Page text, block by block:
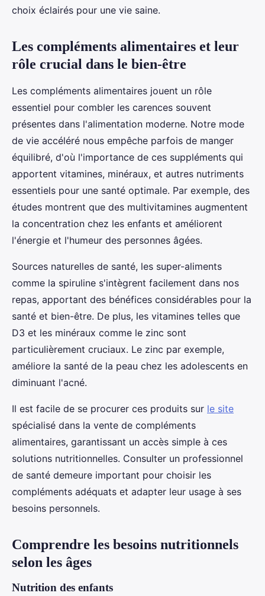
choix éclairés pour une vie saine.
Les compléments alimentaires et leur
rôle crucial dans le bien-être
Les compléments alimentaires jouent un rôle
essentiel pour combler les carences souvent
présentes dans l'alimentation moderne. Notre mode
de vie accéléré nous empêche parfois de manger
équilibré, d'où l'importance de ces suppléments qui
apportent vitamines, minéraux, et autres nutriments
essentiels pour une santé optimale. Par exemple, des
études montrent que des multivitamines augmentent
la concentration chez les enfants et améliorent
l'énergie et l'humeur des personnes âgées.
Sources naturelles de santé, les super-aliments
comme la spiruline s'intègrent facilement dans nos
repas, apportant des bénéfices considérables pour la
santé et bien-être. De plus, les vitamines telles que
D3 et les minéraux comme le zinc sont
particulièrement cruciaux. Le zinc par exemple,
améliore la santé de la peau chez les adolescents en
diminuant l'acné.
Il est facile de se procurer ces produits sur le site
spécialisé dans la vente de compléments
alimentaires, garantissant un accès simple à ces
solutions nutritionnelles. Consulter un professionnel
de santé demeure important pour choisir les
compléments adéquats et adapter leur usage à ses
besoins personnels.
Comprendre les besoins nutritionnels
selon les âges
Nutrition des enfants